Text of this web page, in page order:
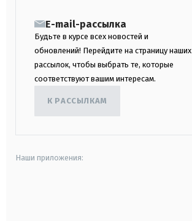
E-mail-рассылка
Будьте в курсе всех новостей и
обновлений! Перейдите на страницу наших
рассылок, чтобы выбрать те, которые
соответствуют вашим интересам.
К РАССЫЛКАМ
Наши приложения: